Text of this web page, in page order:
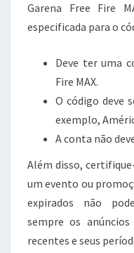
Garena Free Fire
especificada para o
Deve ter uma
Fire MAX.
O código deve
exemplo,
A conta não
Além disso,
um evento ou
expirados não
sempre os
recentes e seus